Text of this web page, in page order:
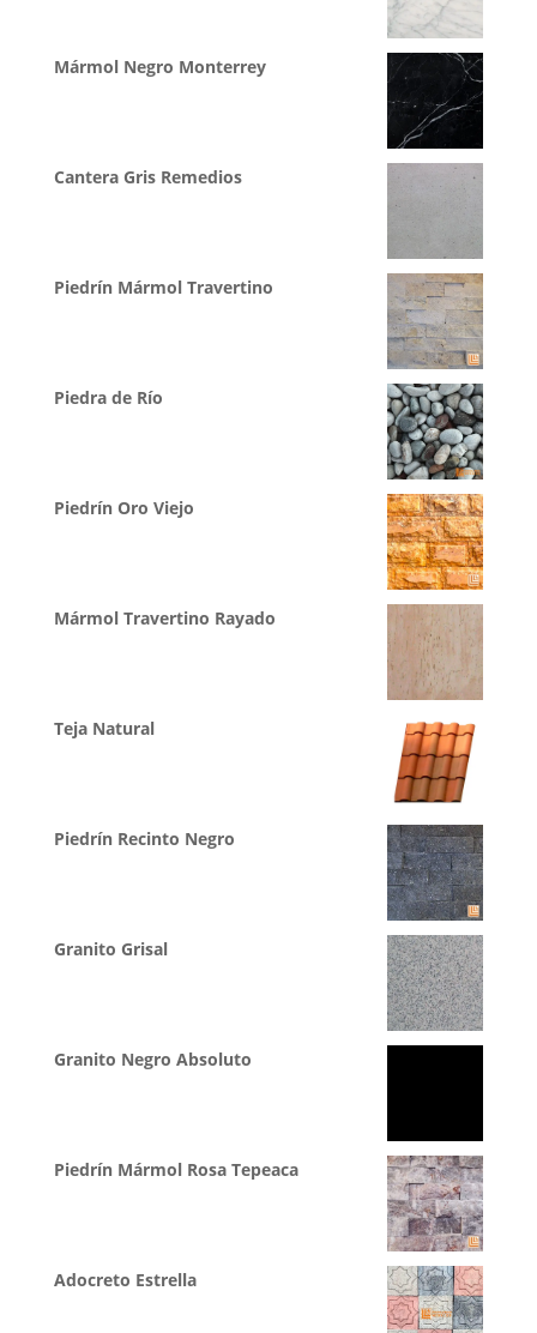
Mármol Negro Monterrey
Cantera Gris Remedios
Piedrín Mármol Travertino
Piedra de Río
Piedrín Oro Viejo
Mármol Travertino Rayado
Teja Natural
Piedrín Recinto Negro
Granito Grisal
Granito Negro Absoluto
Piedrín Mármol Rosa Tepeaca
Adocreto Estrella